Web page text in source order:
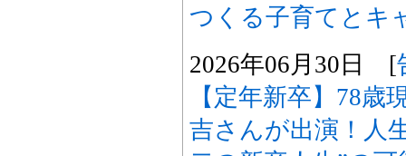
つくる子育てとキ
2026年06月30日 [
【定年新卒】78歳
吉さんが出演！人